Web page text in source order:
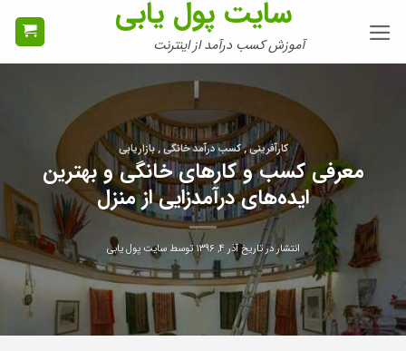
سایت پول یابی
آموزش کسب درآمد از اینترنت
کارآفرینی , کسب درآمد خانگی , بازاریابی
معرفی کسب و کارهای خانگی و بهترین
ایده‌های درآمدزایی از منزل
انتشار در تاریخآذر ۴, ۱۳۹۶ توسطسایت پول یابی